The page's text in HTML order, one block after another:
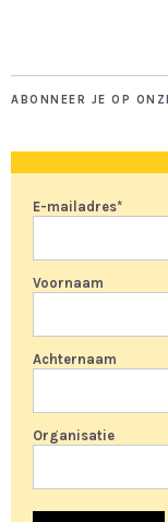
ABONNEER JE OP
E-mailadres*
Voornaam
Achternaam
Organisatie